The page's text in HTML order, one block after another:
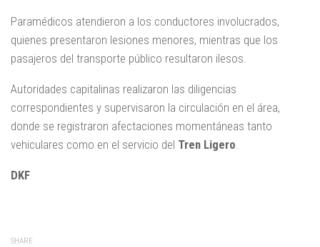
Paramédicos atendieron a los conductores involucrados,
quienes presentaron lesiones menores, mientras que los
pasajeros del transporte público resultaron ilesos.
Autoridades capitalinas realizaron las diligencias
correspondientes y supervisaron la circulación en el área,
donde se registraron afectaciones momentáneas tanto
vehiculares como en el servicio del Tren Ligero
DKF
SHARE